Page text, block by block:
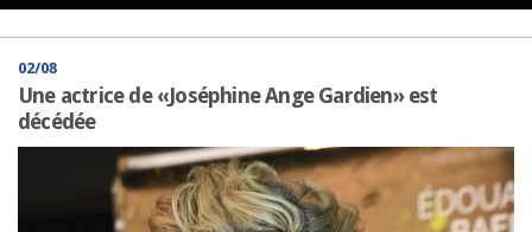
02/08
Une actrice de «Joséphine Ange Gardien» est
décédée